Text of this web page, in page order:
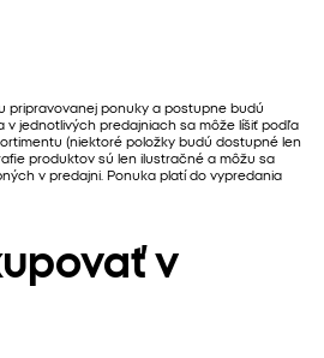
pripravovanej ponuky a postupne budú
v jednotlivých predajniach sa môže líšiť podľa
(niektoré položky budú dostupné len
produktov sú len ilustračné a môžu sa
v predajni. Ponuka platí do vypredania
v